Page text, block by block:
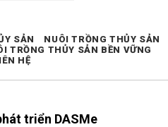
triển DASMe
SẢN
NUÔI TRỒNG THỦY SẢN
TRỒNG THỦY SẢN BỀN VỮNG
HỆ